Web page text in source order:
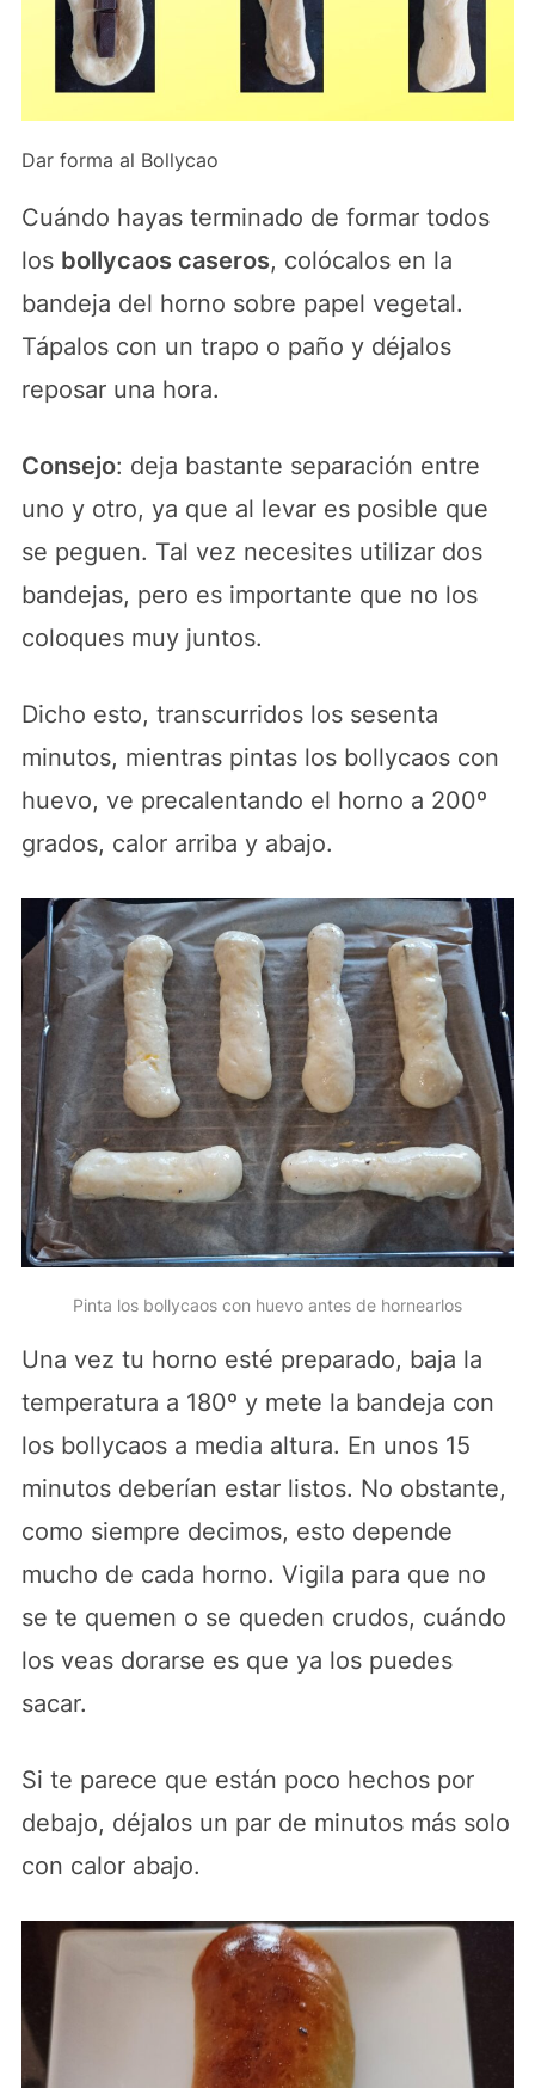
Dar forma al Bollycao
Cuándo hayas terminado de formar todos
los bollycaos caseros, colócalos en la
bandeja del horno sobre papel vegetal.
Tápalos con un trapo o paño y déjalos
reposar una hora.
Consejo: deja bastante separación entre
uno y otro, ya que al levar es posible que
se peguen. Tal vez necesites utilizar dos
bandejas, pero es importante que no los
coloques muy juntos.
Dicho esto, transcurridos los sesenta
minutos, mientras pintas los bollycaos con
huevo, ve precalentando el horno a 200º
grados, calor arriba y abajo.
Pinta los bollycaos con huevo antes de hornearlos
Una vez tu horno esté preparado, baja la
temperatura a 180º y mete la bandeja con
los bollycaos a media altura. En unos 15
minutos deberían estar listos. No obstante,
como siempre decimos, esto depende
mucho de cada horno. Vigila para que no
se te quemen o se queden crudos, cuándo
los veas dorarse es que ya los puedes
sacar.
Si te parece que están poco hechos por
debajo, déjalos un par de minutos más solo
con calor abajo.